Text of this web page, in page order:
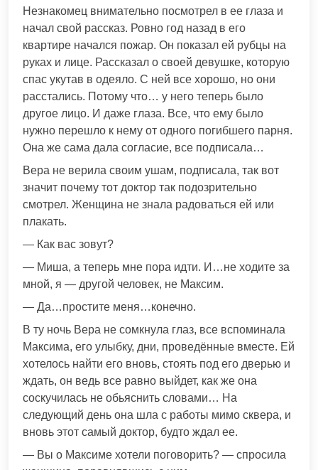
Незнакомец внимательно посмотрел в ее глаза и
начал свой рассказ. Ровно год назад в его
квартире начался пожар. Он показал ей рубцы на
руках и лице. Рассказал о своей девушке, которую
спас укутав в одеяло. С ней все хорошо, но они
расстались. Потому что… у него теперь было
другое лицо. И даже глаза. Все, что ему было
нужно перешло к нему от одного погибшего парня.
Она же сама дала согласие, все подписала…
Вера не верила своим ушам, подписала, так вот
значит почему тот доктор так подозрительно
смотрел. Женщина не знала радоваться ей или
плакать.
— Как вас зовут?
— Миша, а теперь мне пора идти. И…не ходите за
мной, я — другой человек, не Максим.
— Да…простите меня…конечно.
В ту ночь Вера не сомкнула глаз, все вспоминала
Максима, его улыбку, дни, проведённые вместе. Ей
хотелось найти его вновь, стоять под его дверью и
ждать, он ведь все равно выйдет, как же она
соскучилась не обьяснить словами… На
следующий день она шла с работы мимо сквера, и
вновь этот самый доктор, будто ждал ее.
— Вы о Максиме хотели поговорить? — спросила